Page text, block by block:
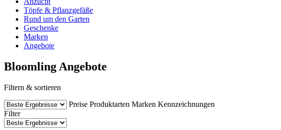
Töpfe & Pflanzgefäße
Rund um den Garten
Geschenke
Marken
Angebote
Bloomling Angebote
Filtern & sortieren
Preise Produktarten Marken Kennzeichnungen
Filter